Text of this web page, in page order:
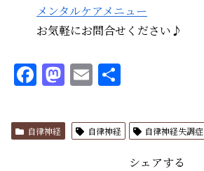
メンタルケアメニュー
お気軽にお問合せください♪
F
a
c
e
M
a
st
o
E
m
ai
l
自律神経 自律神経 自律神経失調症
シェアする